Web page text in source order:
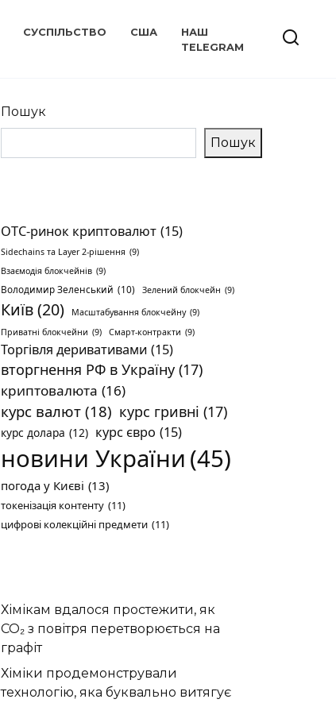
СУСПІЛЬСТВО США
НАШ
TELEGRAM
Пошук
Пошук
OTC-ринок криптовалют (15)
Sidechains та Layer 2-рішення (9)
Взаємодія блокчейнів (9)
Володимир Зеленський (10) Зелений блокчейн (9)
Київ(20) Масштабування блокчейну (9)
Приватні блокчейни (9) Смарт-контракти (9)
Торгівля деривативами (15)
вторгнення РФ в Україну (17)
криптовалюта (16)
курс валют (18) курс гривні (17)
курс долара (12) курс євро (15)
новини України (45)
погода у Києві (13)
токенізація контенту (11)
цифрові колекційні предмети (11)
Хімікам вдалося простежити, як
CO₂ з повітря перетворюється на
графіт
Хіміки продемонстрували
технологію, яка буквально витягує